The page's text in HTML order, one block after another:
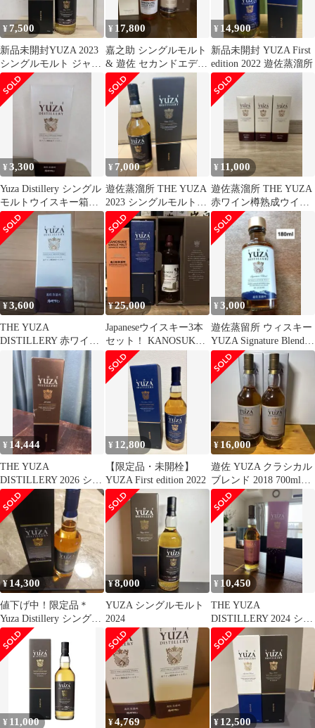
¥7,500
新品未開封YUZA 2023
シングルモルト ジャパ
ニーズウイスキー
700ml
¥ 17,800
嘉之助 シングルモルト
& 遊佐 セカンドエディ
ション 2022
¥ 14,900
新品未開封 YUZA First
edition 2022 遊佐蒸溜所
¥3,300
Yuza Distillery シングル
モルトウイスキー箱入
り
¥ 7,000
遊佐蒸溜所 THE YUZA
2023 シングルモルトウ
イスキー
¥ 11,000
遊佐蒸溜所 THE YUZA
赤ワイン樽熟成ウイス
キー 3本セット
¥3,600
THE YUZA
DISTILLERY 赤ワイン
樽熟成ウイスキー180ml
¥25,000
Japaneseウイスキー3本
セット！ KANOSUKE
YUZA 津貫！
¥3,000
遊佐蒸留所 ウィスキー
YUZA Signature Blend
180ml
¥ 14,444
THE YUZA
DISTILLERY 2026 シン
グルモルト
¥ 12,800
【限定品・未開栓】
YUZA First edition 2022
¥ 16,000
遊佐 YUZA クラシカル
ブレンド 2018 700ml
48％ 限定品 ２本
¥ 14,300
値下げ中！限定品＊
Yuza Distillery シングル
モル トウイスキー
¥8,000
YUZA シングルモルト
2024
¥ 10,450
THE YUZA
DISTILLERY 2024 シン
グルモルトウイスキー
¥ 11,000 ¥4,769 ¥ 12,500